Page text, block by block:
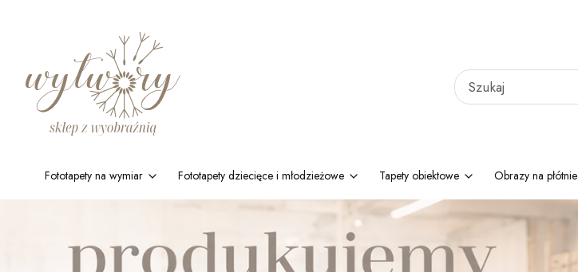
Fototapety na wymiar Fototapety dziecięce i młodzieżowe Tapety obiektowe Obrazy na płótnie